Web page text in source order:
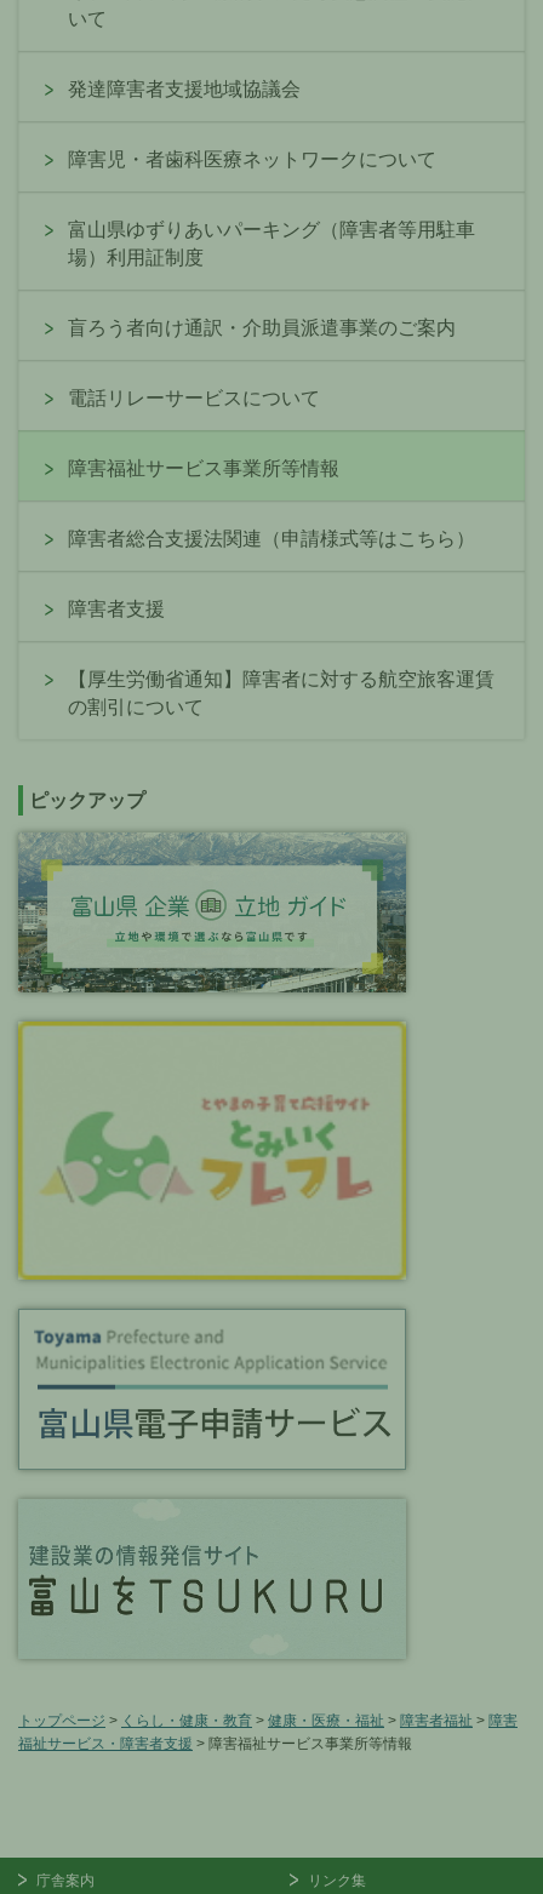
いて
発達障害者支援地域協議会
障害児・者歯科医療ネットワークについて
富山県ゆずりあいパーキング（障害者等用駐車
場）利用証制度
盲ろう者向け通訳・介助員派遣事業のご案内
電話リレーサービスについて
障害福祉サービス事業所等情報
障害者総合支援法関連（申請様式等はこちら）
障害者支援
【厚生労働省通知】障害者に対する航空旅客運賃
の割引について
ピックアップ
トップページ > くらし・健康・教育 > 健康・医療・福祉 > 障害者福祉 > 障害
福祉サービス・障害者支援 > 障害福祉サービス事業所等情報
庁舎案内 リンク集